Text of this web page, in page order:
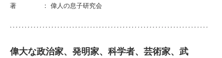
著 ： 偉人の息子研究会
偉大な政治家、発明家、科学者、芸術家、武